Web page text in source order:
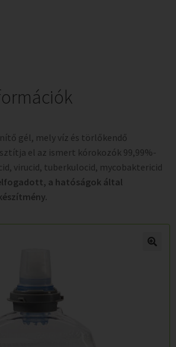
gél, mely víz és törlőkendő
el az ismert kórokozók 99,99%-
virucid, tuberkulocid, mycobaktericid
a hatóságok által